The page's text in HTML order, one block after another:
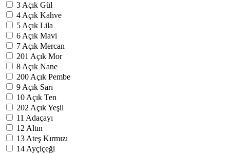
3 Açık Gül
4 Açık Kahve
5 Açık Lila
6 Açık Mavi
7 Açık Mercan
201 Açık Mor
8 Açık Nane
200 Açık Pembe
9 Açık Sarı
10 Açık Ten
202 Açık Yeşil
11 Adaçayı
12 Altın
13 Ateş Kırmızı
14 Ayçiçeği